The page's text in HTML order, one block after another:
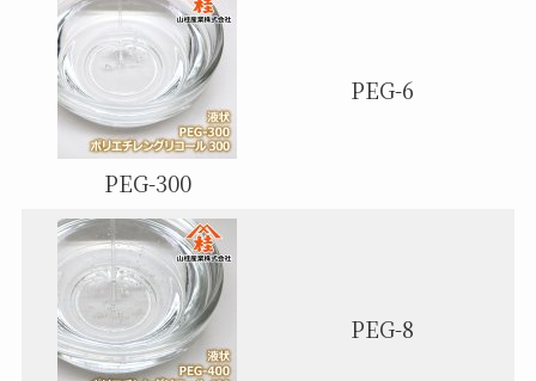
PEG-300
PEG-6
PEG-8